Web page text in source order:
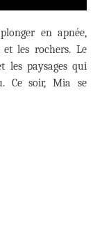
en apnée,
les rochers. Le
les paysages qui
Ce soir, Mia se